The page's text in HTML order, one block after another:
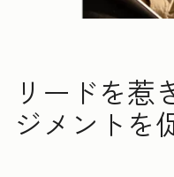
リードを惹
ジメントを